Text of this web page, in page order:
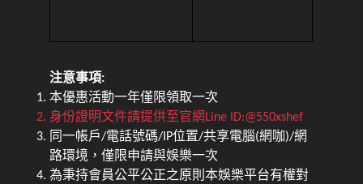
注意事項:
本優惠活動一年僅限領取一次
身份證明文件請提供至官網Line ID:@550xshef
同一帳戶/電話號碼/IP位置/共享電腦(網咖)/網
路環境，僅限申請與娛樂一次
為秉持會員公平公正之原則本娛樂平台有權對